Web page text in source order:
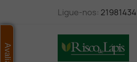
Ligue-nos: